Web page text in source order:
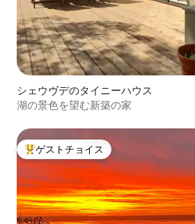
シェウヴデのタイニーハウス
湖の景色を望む新築の家
大好評のゲストチョイスです。
ゲストチョイス